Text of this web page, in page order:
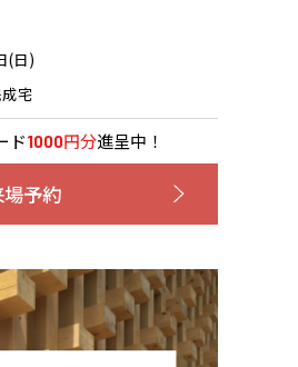
(日)
宅
ド1000円分進呈中！
場予約